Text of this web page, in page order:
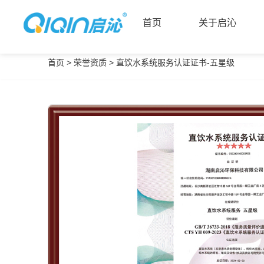
首页
首页
关于启沁
关于启沁
首页 > 荣誉资质> 直饮水系统服务认证证书-五星级